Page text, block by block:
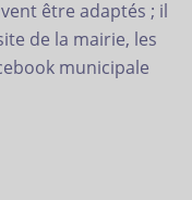
être adaptés ; il
de la mairie, les
municipale